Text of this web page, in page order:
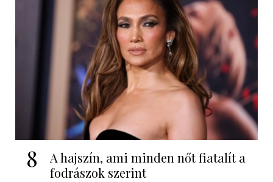
8
A hajszín, ami minden nőt fiatalít a
fodrászok szerint